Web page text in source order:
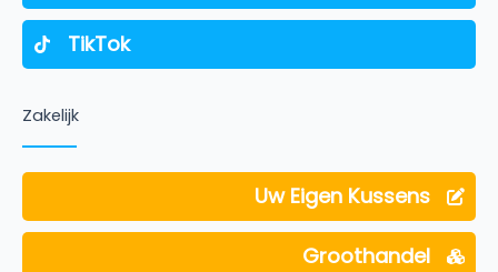
TikTok
Zakelijk
Uw Eigen Kussens
Groothandel